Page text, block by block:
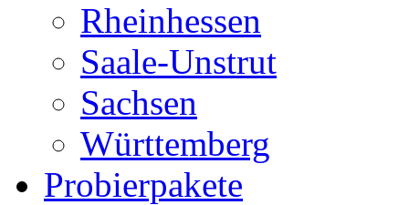
Rheinhessen
Saale-Unstrut
Sachsen
Württemberg
Probierpakete